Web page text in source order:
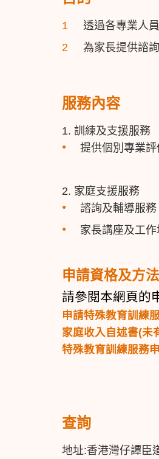
透過各專業人
為家長提供諮
服務內容
1. 訓練及支援服務
提供個別專業
2. 家庭支援服務
諮詢及輔導服務
家長講座及工作
申請資格及方法
請參閱本網頁的
申請特殊教育訓練
家庭收入自述書(未
特殊教育訓練服務
查詢
地址:香港灣仔譚臣